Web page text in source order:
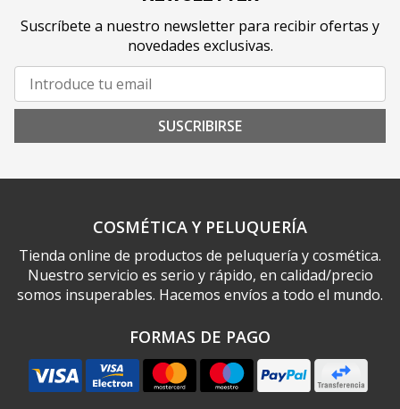
Suscríbete a nuestro newsletter para recibir ofertas y
novedades exclusivas.
SUSCRIBIRSE
COSMÉTICA Y PELUQUERÍA
Tienda online de productos de peluquería y cosmética.
Nuestro servicio es serio y rápido, en calidad/precio
somos insuperables. Hacemos envíos a todo el mundo.
FORMAS DE PAGO